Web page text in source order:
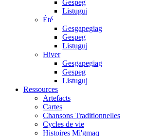
Gespeg
Listuguj
Été
Gesgapegiag
Gespeg
Listuguj
Hiver
Gesgapegiag
Gespeg
Listuguj
Ressources
Artefacts
Cartes
Chansons Traditionnelles
Cycles de vie
Histoires Mi'gmaq